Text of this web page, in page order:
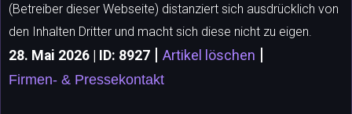
(Betreiber dieser Webseite) distanziert sich ausdrücklich von
den Inhalten Dritter und macht sich diese nicht zu eigen.
28. Mai 2026 | ID: 8927 | Artikel löschen |
Firmen- & Pressekontakt